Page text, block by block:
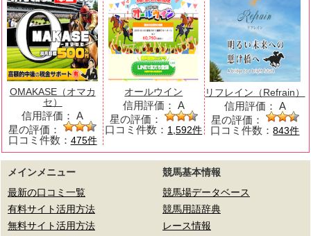
OMAKASE（オマカ
セ）
信用評価： A
星の評価：
口コミ件数： 475件
オールウイン
信用評価： A
星の評価：
口コミ件数： 1,592件
リフレイン（Refrain）
信用評価： A
星の評価：
口コミ件数：843件
メインメニュー
最新の口コミ一覧
有料サイト活用方法
無料サイト活用方法
競馬基本情報
競馬場データベース
競馬用語辞典
レース情報